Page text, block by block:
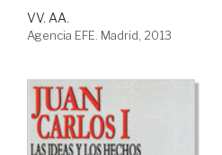
VV. AA.
Agencia EFE. Madrid, 2013